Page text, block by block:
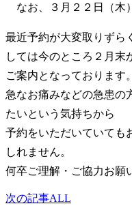
なお、３月２２日（木
最近予約が大変取りずら
しては今のところ２月末
ご案内となっております。
急なお痛みなどの急患の
たいという気持ちから
予約をいただいていても
しれません。
何卒ご理解・ご協力お願
次の記事ALL